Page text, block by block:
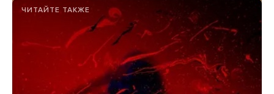
ЧИТАЙТЕ ТАКЖЕ